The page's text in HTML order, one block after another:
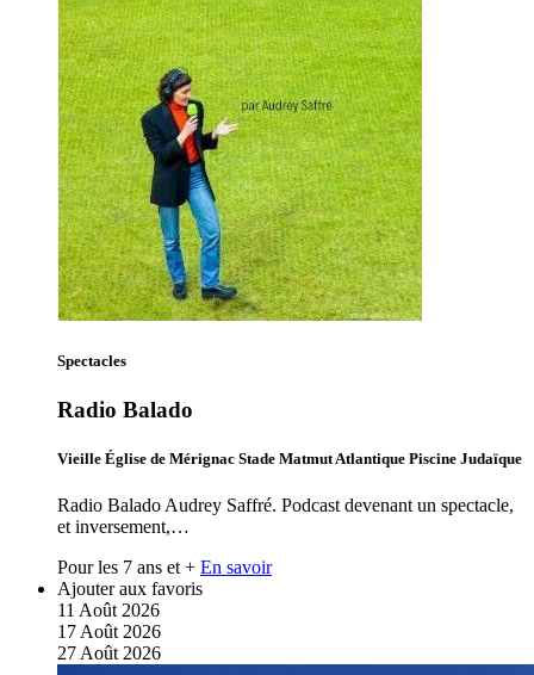
Spectacles
Radio Balado
Vieille Église de Mérignac Stade Matmut Atlantique Piscine Judaïque
Radio Balado Audrey Saffré. Podcast devenant un spectacle,
et inversement,…
Pour les 7 ans et + En savoir
Ajouter aux favoris
11 Août 2026
17Août 2026
27Août 2026